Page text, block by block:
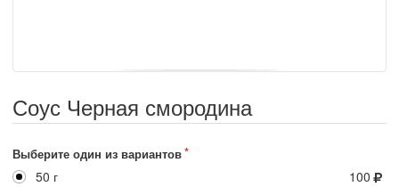
Соус Черная смородина
Выберите один из вариантов
50 г 100